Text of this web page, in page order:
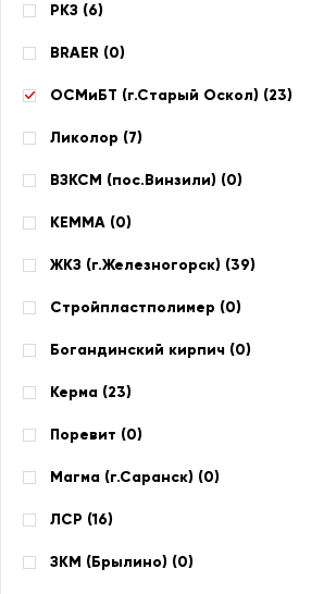
РКЗ (6)
BRAER (0)
ОСМиБТ (г.Старый Оскол) (23)
Ликолор (7)
ВЗКСМ (пос.Винзили) (0)
КЕММА (0)
ЖКЗ (г.Железногорск) (39)
Стройпластполимер (0)
Богандинский кирпич (0)
Керма (23)
Поревит (0)
Магма (г.Саранск) (0)
ЛСР (16)
ЗКМ (Брылино) (0)